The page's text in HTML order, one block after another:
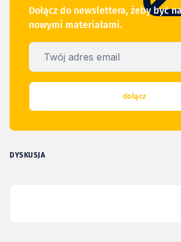
Dołącz do newslettera, żeby być
nowymi materiałami.
Twój adres email
dołącz
DYSKUSJA